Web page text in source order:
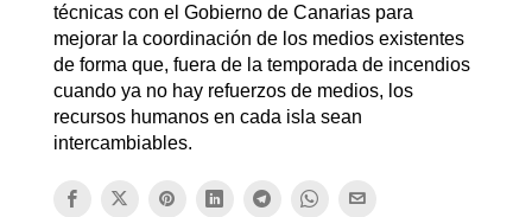
técnicas con el Gobierno de Canarias para
mejorar la coordinación de los medios existentes
de forma que, fuera de la temporada de incendios
cuando ya no hay refuerzos de medios, los
recursos humanos en cada isla sean
intercambiables.